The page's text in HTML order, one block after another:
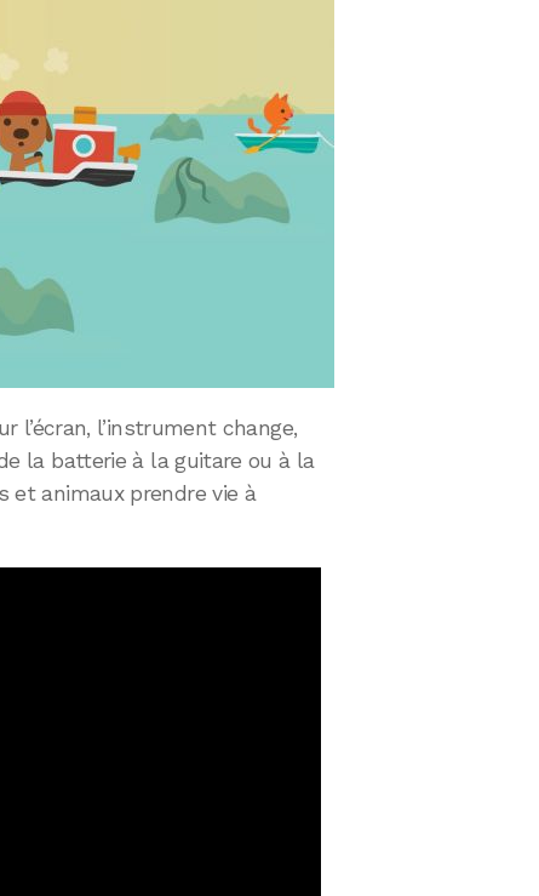
l’écran, l’instrument change,
la batterie à la guitare ou à la
et animaux prendre vie à